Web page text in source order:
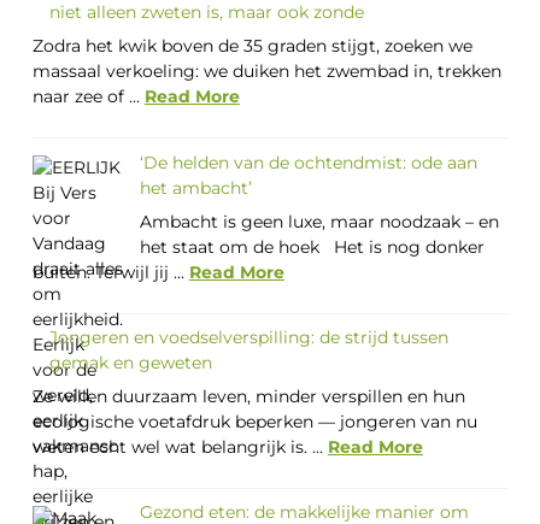
niet alleen zweten is, maar ook zonde
Zodra het kwik boven de 35 graden stijgt, zoeken we
massaal verkoeling: we duiken het zwembad in, trekken
naar zee of ... Read More
‘De helden van de ochtendmist: ode aan
het ambacht’
Ambacht is geen luxe, maar noodzaak – en
het staat om de hoek Het is nog donker
buiten. Terwijl jij ... Read More
Jongeren en voedselverspilling: de strijd tussen
gemak en geweten
Ze willen duurzaam leven, minder verspillen en hun
ecologische voetafdruk beperken — jongeren van nu
weten echt wel wat belangrijk is. ... Read More
Gezond eten: de makkelijke manier om